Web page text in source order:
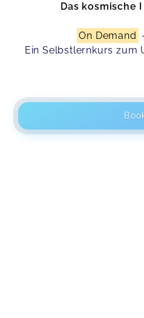
Das kosmische
On Demand
Ein Selbstlernkurs zum